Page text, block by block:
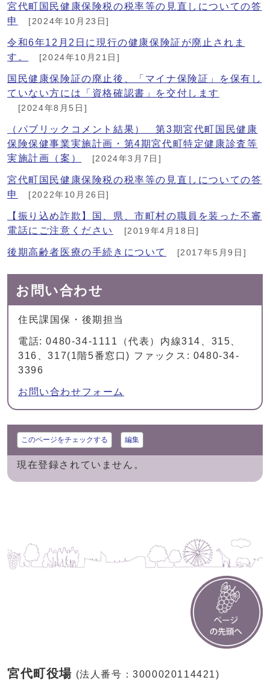
宮代町国民健康保険税の税率等の見直しについての答
申
[2024年10月23日]
令和6年12月2日に現行の健康保険証が廃止されま
す。
[2024年10月21日]
国民健康保険証の廃止後、「マイナ保険証」を保有し
ていない方には「資格確認書」を交付します
[2024年8月5日]
（パブリックコメント結果） 第3期宮代町国民健康
保険保健事業実施計画・第4期宮代町特定健康診査等
実施計画（案）
[2024年3月7日]
宮代町国民健康保険税の税率等の見直しについての答
申
[2022年10月26日]
【振り込め詐欺】国、県、市町村の職員を装った不審
電話にご注意ください
[2019年4月18日]
後期高齢者医療の手続きについて [2017年5月9日]
お問い合わせ
住民課国保・後期担当
電話: 0480-34-1111（代表）内線314、315、
316、317(1階5番窓口) ファックス: 0480-34-
3396
お問い合わせフォーム
このページをチェックする 編集
現在登録されていません。
宮代町役場 (法人番号：3000020114421)